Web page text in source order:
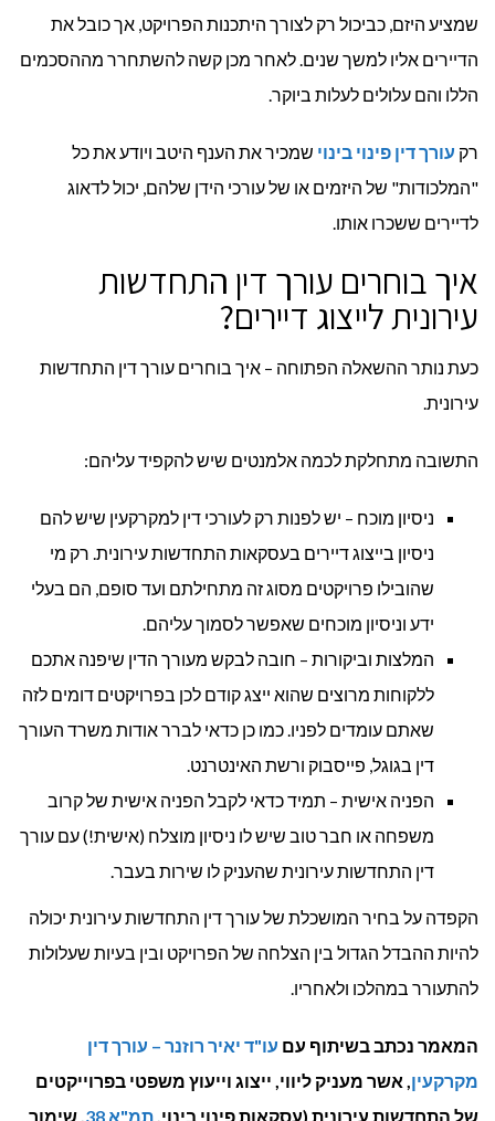
שמציע היזם, כביכול רק לצורך היתכנות הפרויקט, אך כובל את
הדיירים אליו למשך שנים. לאחר מכן קשה להשתחרר מההסכמים
הללו והם עלולים לעלות ביוקר.
רק עורך דין פינוי בינוי שמכיר את הענף היטב ויודע את כל
"המלכודות" של היזמים או של עורכי הידן שלהם, יכול לדאוג
לדיירים ששכרו אותו.
איך בוחרים עורך דין התחדשות
עירונית לייצוג דיירים?
כעת נותר ההשאלה הפתוחה – איך בוחרים עורך דין התחדשות
עירונית.
התשובה מתחלקת לכמה אלמנטים שיש להקפיד עליהם:
ניסיון מוכח – יש לפנות רק לעורכי דין למקרקעין שיש להם
ניסיון בייצוג דיירים בעסקאות התחדשות עירונית. רק מי
שהובילו פרויקטים מסוג זה מתחילתם ועד סופם, הם בעלי
ידע וניסיון מוכחים שאפשר לסמוך עליהם.
המלצות וביקורות – חובה לבקש מעורך הדין שיפנה אתכם
ללקוחות מרוצים שהוא ייצג קודם לכן בפרויקטים דומים לזה
שאתם עומדים לפניו. כמו כן כדאי לברר אודות משרד העורך
דין בגוגל, פייסבוק ורשת האינטרנט.
הפניה אישית – תמיד כדאי לקבל הפניה אישית של קרוב
משפחה או חבר טוב שיש לו ניסיון מוצלח (אישית!) עם עורך
דין התחדשות עירונית שהעניק לו שירות בעבר.
הקפדה על בחיר המושכלת של עורך דין התחדשות עירונית יכולה
להיות ההבדל הגדול בין הצלחה של הפרויקט ובין בעיות שעלולות
להתעורר במהלכו ולאחריו.
המאמר נכתב בשיתוף עם עו"ד יאיר רוזנר – עורך דין
מקרקעין, אשר מעניק ליווי, ייצוג וייעוץ משפטי בפרוייקטים
של התחדשות עירונית (עסקאות פינוי בינוי,תמ"א 38
, שימור